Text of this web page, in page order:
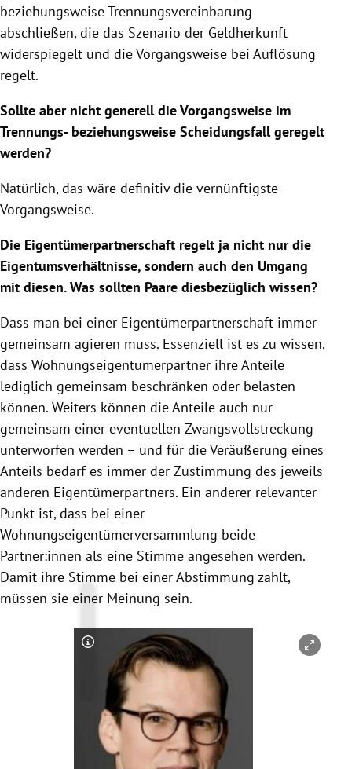
beziehungsweise Trennungsvereinbarung
abschließen, die das Szenario der Geldherkunft
widerspiegelt und die Vorgangsweise bei Auflösung
regelt.
Sollte aber nicht generell die Vorgangsweise im
Trennungs- beziehungsweise Scheidungsfall geregelt
werden?
Natürlich, das wäre definitiv die vernünftigste
Vorgangsweise.
Die Eigentümerpartnerschaft regelt ja nicht nur die
Eigentumsverhältnisse, sondern auch den Umgang
mit diesen. Was sollten Paare diesbezüglich wissen?
Dass man bei einer Eigentümerpartnerschaft immer
gemeinsam agieren muss. Essenziell ist es zu wissen,
dass Wohnungseigentümerpartner ihre Anteile
lediglich gemeinsam beschränken oder belasten
können. Weiters können die Anteile auch nur
gemeinsam einer eventuellen Zwangsvollstreckung
unterworfen werden – und für die Veräußerung eines
Anteils bedarf es immer der Zustimmung des jeweils
anderen Eigentümerpartners. Ein anderer relevanter
Punkt ist, dass bei einer
Wohnungseigentümerversammlung beide
Partner:innen als eine Stimme angesehen werden.
Damit ihre Stimme bei einer Abstimmung zählt,
müssen sie einer Meinung sein.
Copyright-Hinweis öffnen/schließen